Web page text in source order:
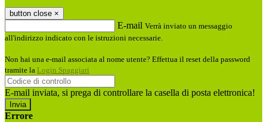
button close ×
E-mail Verrà inviato un messaggio
all'indirizzo indicato con le istruzioni necessarie.
Non hai una e-mail associata al nome utente? Effettua il reset della password
tramite la Login Spaggiari
E-mail inviata, si prega di controllare la casella di posta elettronica!
Errore